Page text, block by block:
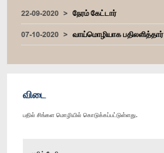
22-09-2020
நேரம் கேட்டார்
07-10-2020
வாய்மொழியாக பதிலளித்தார்
விடை
பதில் சிங்கள மொழியில் கொடுக்கப்பட்டுள்ளது.